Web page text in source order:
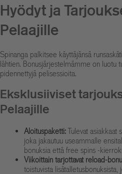
Hyödyt ja
Pelaajille
Spinanga palkitsee käyttäjänsä
lähtien. Bonusjärjestelmämme on luotu
pidennettyjä pelisessioita.
Eksklusiiviset
Pelaajille
Aloituspaketti:Tulevat asiakkaat
joka jakautuu useammalle
bonuksia että free spins -
Viikoittain tarjottavat reload-
toistuvista